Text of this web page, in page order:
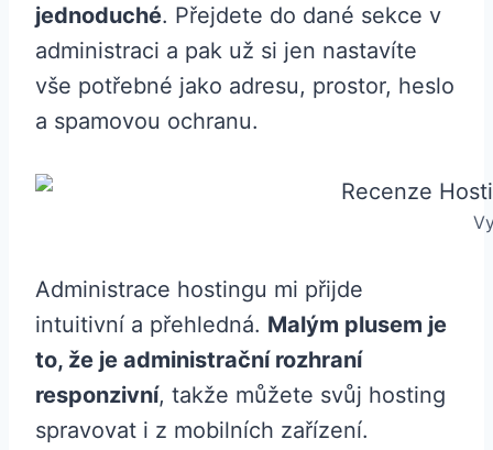
jednoduché. Přejdete do dané sekce v
administraci a pak už si jen nastavíte
vše potřebné jako adresu, prostor, heslo
a spamovou ochranu.
Administrace hostingu mi přijde
intuitivní a přehledná. Malým plusem je
to, že je administrační rozhraní
responzivní, takže můžete svůj hosting
spravovat i z mobilních zařízení.